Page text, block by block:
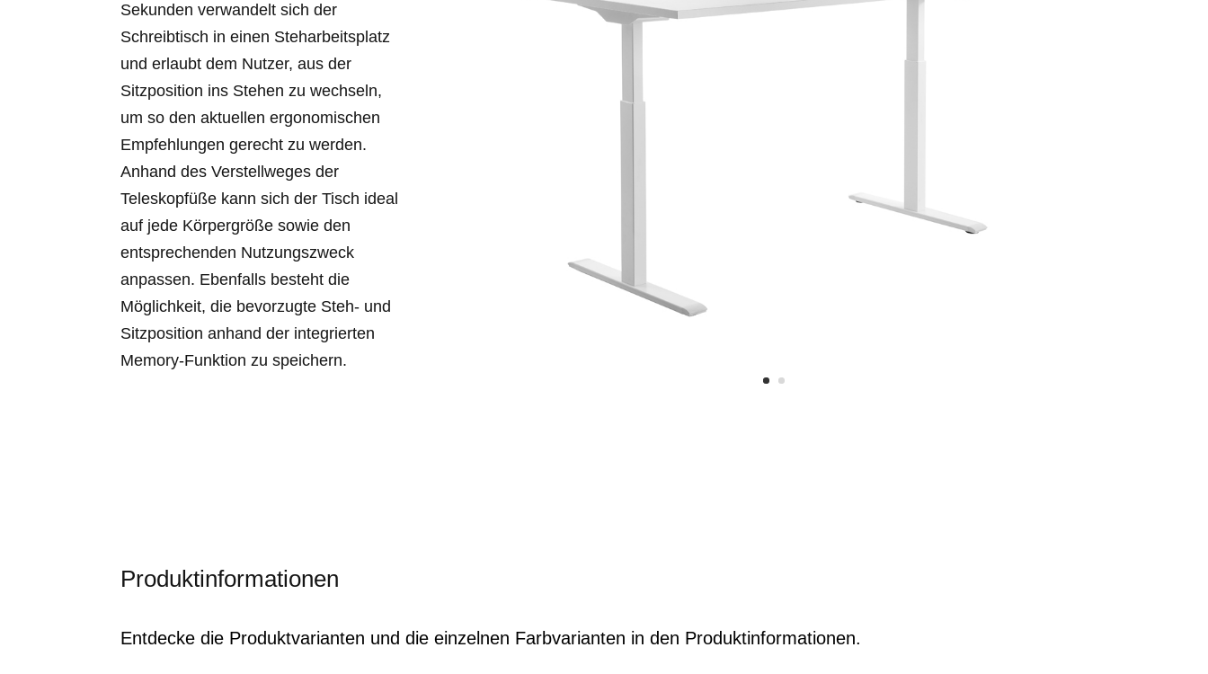
Sekunden verwandelt sich der
Schreibtisch in einen Steharbeitsplatz
und erlaubt dem Nutzer, aus der
Sitzposition ins Stehen zu wechseln,
um so den aktuellen ergonomischen
Empfehlungen gerecht zu werden.
Anhand des Verstellweges der
Teleskopfüße kann sich der Tisch ideal
auf jede Körpergröße sowie den
entsprechenden Nutzungszweck
anpassen. Ebenfalls besteht die
Möglichkeit, die bevorzugte Steh- und
Sitzposition anhand der integrierten
Memory-Funktion zu speichern.
Produktinformationen
Entdecke die Produktvarianten und die einzelnen Farbvarianten in den Produktinformationen.